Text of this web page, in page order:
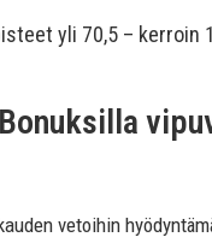
yli 70,5 – kerroin
Bonuksilla
vetoihin